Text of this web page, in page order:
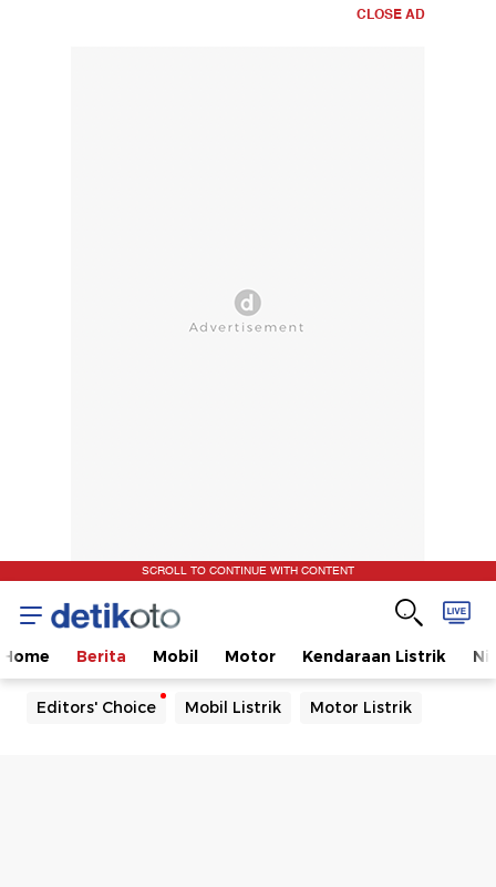
CLOSE AD
SCROLL TO CONTINUE WITH CONTENT
Home Berita Mobil Motor Kendaraan Listrik
Editors' Choice Mobil Listrik Motor Listrik